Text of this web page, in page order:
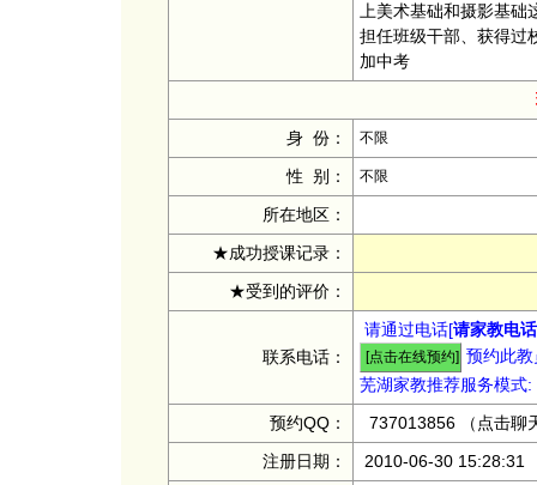
上美术基础和摄影基
担任班级干部、获得过
加中考
身 份：
不限
性 别： 不限
所在地区：
★成功授课记录：
★受到的评价：
联系电话：
请通过电话[请家教电
预约此
芜湖家教推荐服务模式
预约QQ：
737013856 （点击聊
注册日期：
2010-06-30 15:28:31